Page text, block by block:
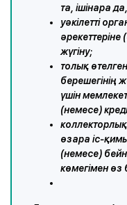
та, ішінара
уәкілетті
әрекеттеріне
жүгіну;
толық
берешегінің
үшін
(немесе)
коллекторлық
өзара іс-
(немесе)
көмегімен өз